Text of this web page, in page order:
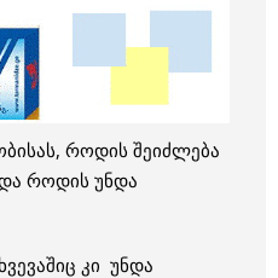
როდის შეიძლება
როდის უნდა
კი უნდა